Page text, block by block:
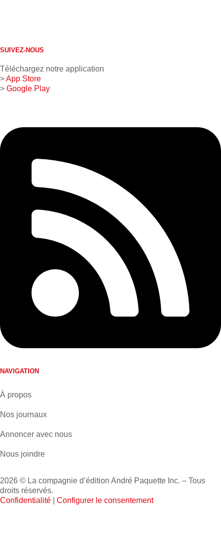
SUIVEZ-NOUS
Téléchargez notre application
>App Store
> Google Play
NAVIGATION
À propos
Nos journaux
Annoncer avec nous
Nous joindre
2026 © La compagnie d’édition André Paquette Inc. – Tous
droits réservés.
Confidentialité
Configurer le consentement